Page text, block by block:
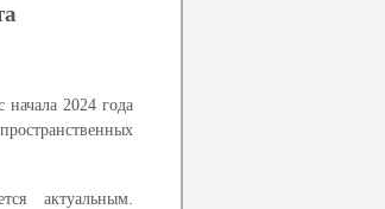
2024 года
актуальным.